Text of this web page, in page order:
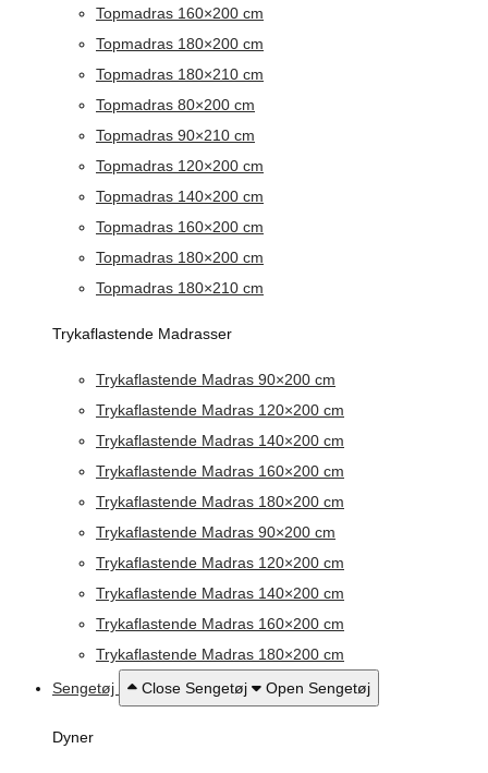
Topmadras 160×200 cm
Topmadras 180×200 cm
Topmadras 180×210 cm
Topmadras 80×200 cm
Topmadras 90×210 cm
Topmadras 120×200 cm
Topmadras 140×200 cm
Topmadras 160×200 cm
Topmadras 180×200 cm
Topmadras 180×210 cm
Trykaflastende Madrasser
Trykaflastende Madras 90×200 cm
Trykaflastende Madras 120×200 cm
Trykaflastende Madras 140×200 cm
Trykaflastende Madras 160×200 cm
Trykaflastende Madras 180×200 cm
Trykaflastende Madras 90×200 cm
Trykaflastende Madras 120×200 cm
Trykaflastende Madras 140×200 cm
Trykaflastende Madras 160×200 cm
Trykaflastende Madras 180×200 cm
Sengetøj
Close Sengetøj Open Sengetøj
Dyner